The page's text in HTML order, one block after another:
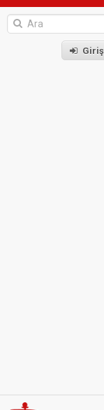
Giriş